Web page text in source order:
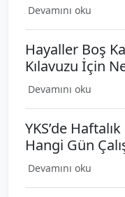
Devamını oku
Hayaller Boş
Kılavuzu İçin
Devamını oku
YKS’de
Hangi Gün
Devamını oku